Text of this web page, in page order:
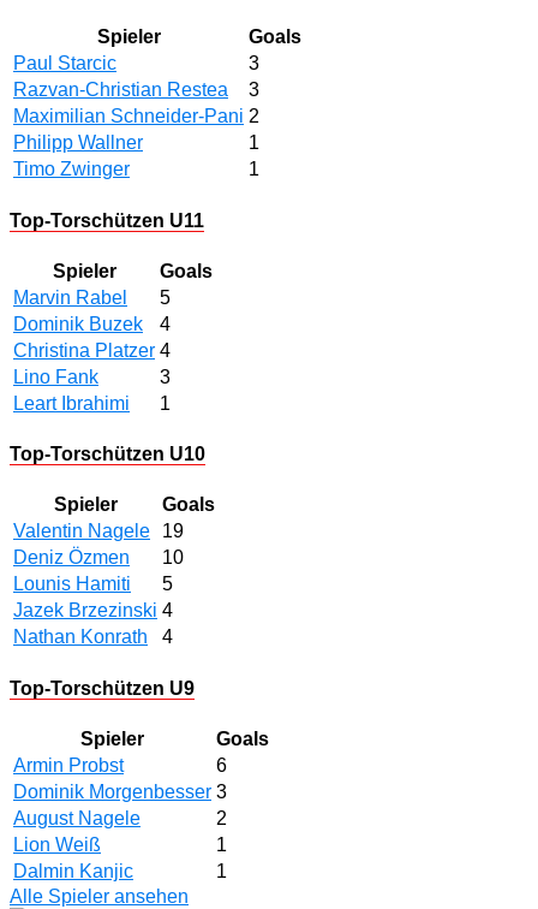
Spieler
Goals
Paul Starcic
3
Razvan-Christian Restea
3
Maximilian Schneider-Pani 2
Philipp Wallner
1
Timo Zwinger
1
Top-Torschützen U11
Spieler
Goals
Marvin Rabel
5
Dominik Buzek
4
Christina Platzer 4
Lino Fank
3
Leart Ibrahimi
1
Top-Torschützen U10
Spieler
Goals
Valentin Nagele
19
Deniz Özmen
10
Lounis Hamiti
5
Jazek Brzezinski 4
Nathan Konrath
4
Top-Torschützen U9
Spieler
Goals
Armin Probst
6
Dominik Morgenbesser 3
August Nagele
2
Lion Weiß
1
Dalmin Kanjic
1
Alle Spieler ansehen